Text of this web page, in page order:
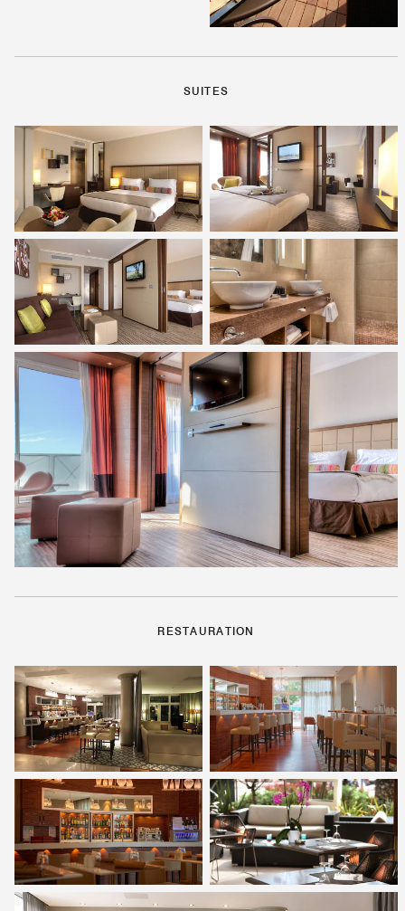
SUITES
RESTAURATION